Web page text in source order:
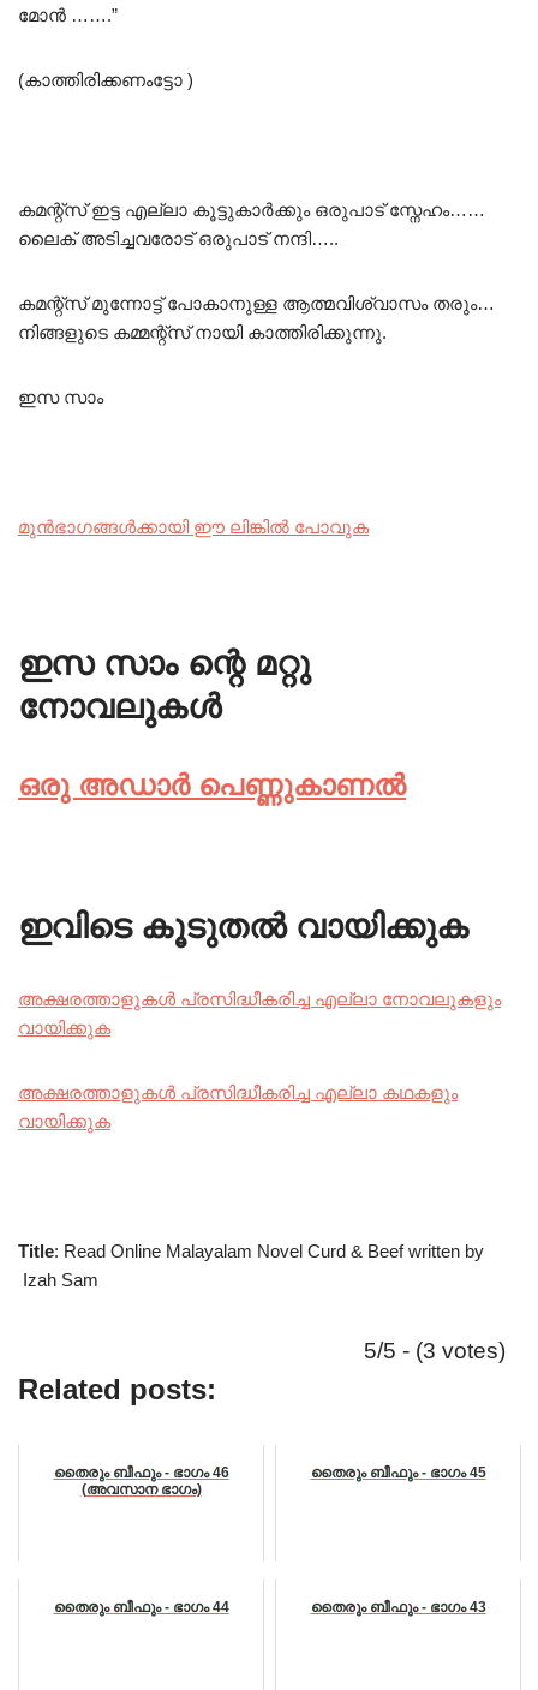
മോൻ …….”
(കാത്തിരിക്കണംട്ടോ )
കമന്റ്സ് ഇട്ട എല്ലാ കൂട്ടുകാർക്കും ഒരുപാട് സ്നേഹം……
ലൈക് അടിച്ചവരോട് ഒരുപാട് നന്ദി…..
കമന്റ്സ് മുന്നോട്ട് പോകാനുള്ള ആത്മവിശ്വാസം തരും…
നിങ്ങളുടെ കമ്മന്റ്സ് നായി കാത്തിരിക്കുന്നു.
ഇസ സാം
മുൻഭാഗങ്ങൾക്കായി ഈ ലിങ്കിൽ പോവുക
ഇസ സാം ന്റെ മറ്റു
നോവലുകൾ
ഒരു അഡാർ പെണ്ണുകാണൽ
ഇവിടെ കൂടുതൽ വായിക്കുക
അക്ഷരത്താളുകൾ പ്രസിദ്ധീകരിച്ച എല്ലാ നോവലുകളും
വായിക്കുക
അക്ഷരത്താളുകൾ പ്രസിദ്ധീകരിച്ച എല്ലാ കഥകളും
വായിക്കുക
Title: Read Online Malayalam Novel Curd & Beef written by
Izah Sam
5/5 - (3 votes)
Related posts:
തൈരും ബീഫും - ഭാഗം 46
(അവസാന ഭാഗം)
തൈരും ബീഫും - ഭാഗം 45
തൈരും ബീഫും - ഭാഗം 44 തൈരും ബീഫും - ഭാഗം 43